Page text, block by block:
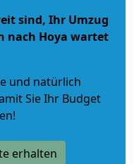
sind, Ihr Umzug
nach Hoya wartet
und natürlich
Sie Ihr Budget
erhalten